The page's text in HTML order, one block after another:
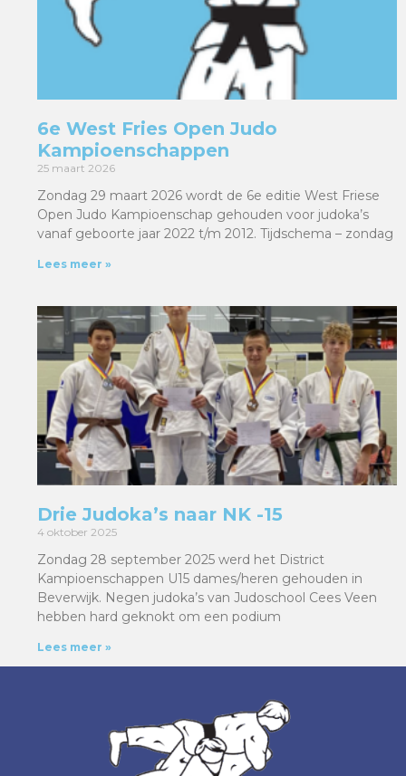
6e West Fries Open Judo
Kampioenschappen
25 maart 2026
Zondag 29 maart 2026 wordt de 6e editie West Friese
Open Judo Kampioenschap gehouden voor judoka’s
vanaf geboorte jaar 2022 t/m 2012. Tijdschema – zondag
Lees meer »
Drie Judoka’s naar NK -15
4 oktober 2025
Zondag 28 september 2025 werd het District
Kampioenschappen U15 dames/heren gehouden in
Beverwijk. Negen judoka’s van Judoschool Cees Veen
hebben hard geknokt om een podium
Lees meer »